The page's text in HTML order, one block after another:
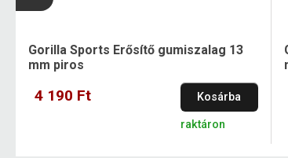
Gorilla Sports Erősítő gumiszalag 13
mm piros
4 190 Ft Kosárba
raktáron